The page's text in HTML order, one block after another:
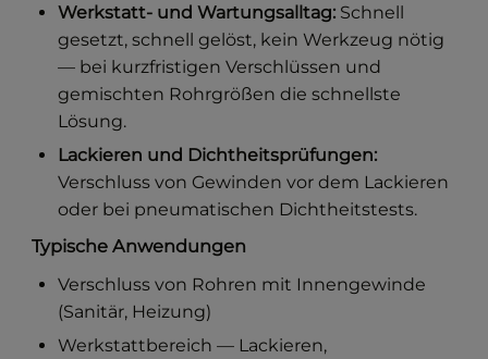
Werkstatt- und Wartungsalltag: Schnell
gesetzt, schnell gelöst, kein Werkzeug nötig
— bei kurzfristigen Verschlüssen und
gemischten Rohrgrößen die schnellste
Lösung.
Lackieren und Dichtheitsprüfungen:
Verschluss von Gewinden vor dem Lackieren
oder bei pneumatischen Dichtheitstests.
Typische Anwendungen
Verschluss von Rohren mit Innengewinde
(Sanitär, Heizung)
Werkstattbereich — Lackieren,